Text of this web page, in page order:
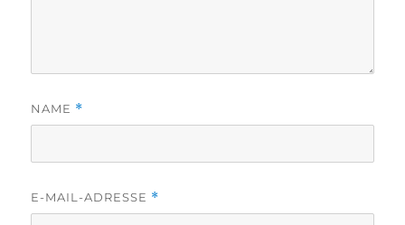
NAME *
E-MAIL-ADRESSE *